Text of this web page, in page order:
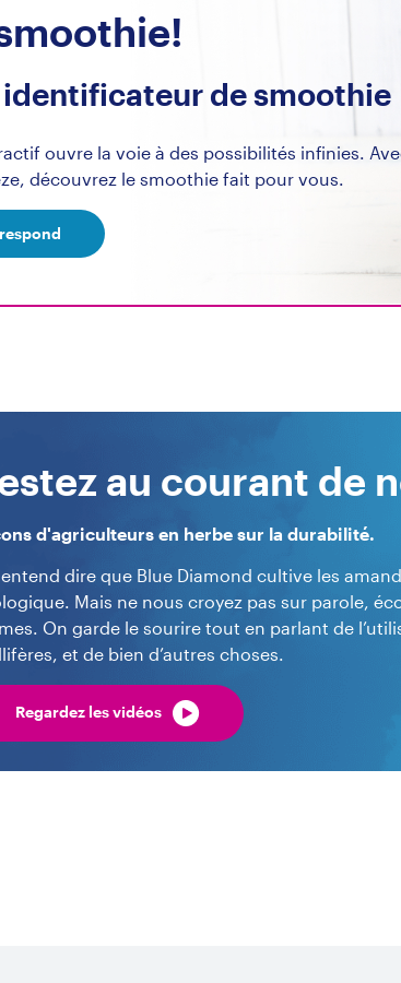
identificateur de smoothie
ouvre la voie à des possibilités infinies.
découvrez le smoothie fait pour vous.
au courant de
d'agriculteurs en herbe sur la durabilité.
dire que Blue Diamond cultive les
Mais ne nous croyez pas sur parole,
On garde le sourire tout en parlant de
et de bien d’autres choses.
Regardez les vidéos